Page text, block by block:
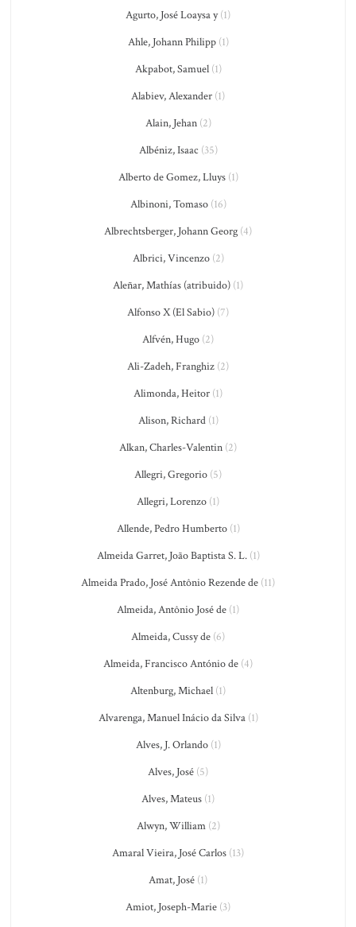
Agurto, José Loaysa y(1)
Ahle, Johann Philipp(1)
Akpabot, Samuel(1)
Alabiev, Alexander (1)
Alain, Jehan(2)
Albéniz, Isaac (35)
Alberto de Gomez, Lluys(1)
Albinoni, Tomaso(16)
Albrechtsberger, Johann Georg (4)
Albrici, Vincenzo(2)
Aleñar, Mathías (atribuido) (1)
Alfonso X (El Sabio) (7)
Alfvén, Hugo (2)
Ali-Zadeh, Franghiz (2)
Alimonda, Heitor (1)
Alison, Richard(1)
Alkan, Charles-Valentin (2)
Allegri, Gregorio (5)
Allegri, Lorenzo (1)
Allende, Pedro Humberto(1)
Almeida Garret, João Baptista S. L.(1)
Almeida Prado, José Antônio Rezende de (11)
Almeida, Antônio José de (1)
Almeida, Cussy de (6)
Almeida, Francisco António de (4)
Altenburg, Michael (1)
Alvarenga, Manuel Inácio da Silva(1)
Alves, J. Orlando(1)
Alves, José (5)
Alves, Mateus (1)
Alwyn, William(2)
Amaral Vieira, José Carlos (13)
Amat, José (1)
Amiot, Joseph-Marie (3)